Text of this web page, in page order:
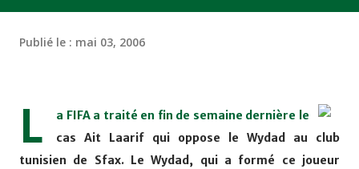
Publié le : mai 03, 2006
L
a FIFA a traité en fin de semaine dernière le
cas Ait Laarif qui oppose le Wydad au club
tunisien de Sfax. Le Wydad, qui a formé ce joueur